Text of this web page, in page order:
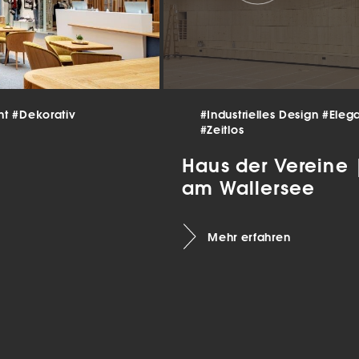
#Dekorativ
#Industrielles Design
#Zeitlos
Haus der
am Wallersee
Mehr erfahren
.